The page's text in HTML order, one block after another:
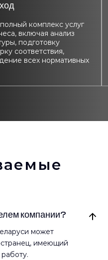
комплекс услуг
включая анализ
подготовку
соответствия,
всех нормативных
компании?
может
имеющий